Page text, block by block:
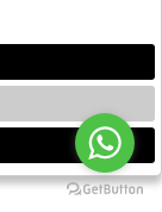
gruppo Zucchetti